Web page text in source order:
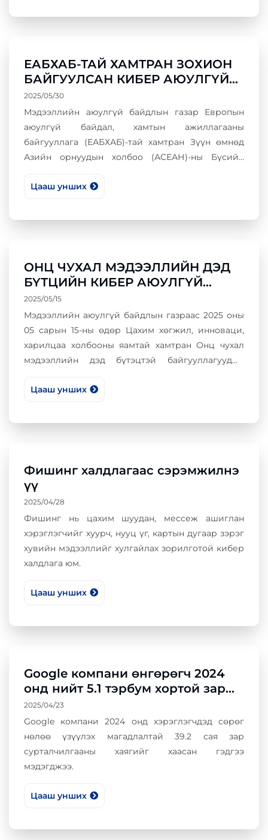
аюулгүй байдал арга хэмжээг 2026 оны 05 дугаар
сарын 01-ний өдөр зохион байгууллаа.
ЕАБХАБ-ТАЙ ХАМТРАН ЗОХИОН
БАЙГУУЛСАН КИБЕР АЮУЛГҮЙ
БАЙДЛЫН ИТГЭЛЦЛИЙГ
БЭХЖҮҮЛЭХ БҮС НУТАГ
ХООРОНДЫН ХУРАЛ
2025/05/30
Мэдээллийн аюулгүй байдлын газар Европын
аюулгүй байдал, хамтын ажиллагааны
байгууллага (ЕАБХАБ)-тай хамтран Зүүн өмнөд
Азийн орнуудын холбоо (АСЕАН)-ны Бүсийн
бүс нутаг хоорондын хурлыг 2025 оны 05 дугаар
Цааш унших
ОНЦ ЧУХАЛ МЭДЭЭЛЛИЙН ДЭД
БҮТЦИЙН КИБЕР АЮУЛГҮЙ
БАЙДАЛ
2025/05/15
Мэдээллийн аюулгүй байдлын газраас 2025 оны
05 сарын 15-ны өдөр Цахим хөгжил, инноваци,
харилцаа холбооны яамтай хамтран Онц чухал
мэдээллийн дэд бүтэцтэй байгууллагуудын
зориулсан өдөрлөг, сургалтыг зохион
Цааш унших
Фишинг халдлагаас сэрэмжилнэ
үү
2025/04/28
Фишинг нь цахим шуудан, мессеж ашиглан
хэрэглэгчийг хуурч, нууц үг, картын дугаар зэрэг
хувийн мэдээллийг хулгайлах зорилготой кибер
халдлага юм.
Цааш унших
Google компани өнгөрөгч 2024
онд нийт 5.1 тэрбум хортой зар
сурталчилгааг устгажээ
2025/04/23
Google компани 2024 онд хэрэглэгчдэд сөрөг
нөлөө үзүүлэх магадлалтай 39.2 сая зар
сурталчилгааны хаягийг хаасан гэдгээ
мэдэгджээ.
Цааш унших